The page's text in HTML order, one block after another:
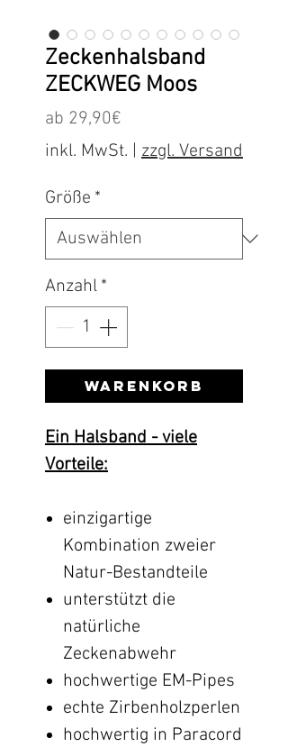
Zeckenhalsband
ZECKWEG Moos
ab 29,90€
Preis
inkl. MwSt. zzgl. Versand
Größe *
Anzahl *
Warenkorb
Ein Halsband - viele
Vorteile:
einzigartige
Kombination zweier
Natur-Bestandteile
unterstützt die
natürliche
Zeckenabwehr
hochwertige EM-Pipes
echte Zirbenholzperlen
hochwertig in Paracord